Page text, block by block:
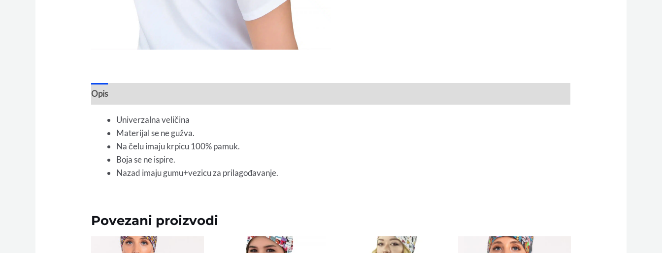
Opis
Univerzalna veličina
Materijal se ne gužva.
Na čelu imaju krpicu 100% pamuk.
Boja se ne ispire.
Nazad imaju gumu+vezicu za prilagođavanje.
Povezani proizvodi